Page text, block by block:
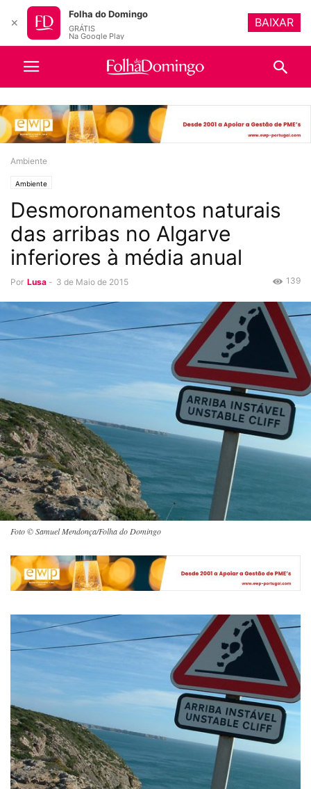
Ambiente
Ambiente
Desmoronamentos naturais
das arribas no Algarve
inferiores à média anual
Por Lusa - 3 de Maio de 2015 139
Foto © Samuel Mendonça/Folha do Domingo
✕
Folha do Domingo
GRÁTIS
Na Google Play
BAIXAR